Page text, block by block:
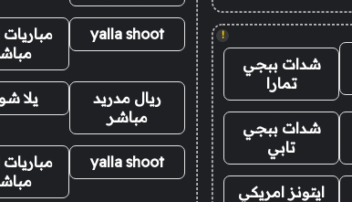
!
شدات ببجي
تمارا
شدات ببجي
تابي
ايتونز امريكي
yalla shoot
مباريات
ريال مدريد
مباشر
يلا
yalla shoot
مباريات